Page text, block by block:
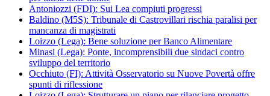
Antoniozzi (FDI): Sui Lea compiuti progressi
Baldino (M5S): Tribunale di Castrovillari rischia paralisi per
mancanza di magistrati
Loizzo (Lega): Bene soluzione per Banco Alimentare
Minasi (Lega): Ponte, incomprensibili due sindaci contro
sviluppo del territorio
Occhiuto (FI): Attività Osservatorio su Nuove Povertà offre
spunti di riflessione